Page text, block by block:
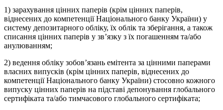
1) зарахування цінних паперів (крім цінних паперів,
віднесених до компетенції Національного банку України) у
систему депозитарного обліку, їх облік та зберігання, а також
списання цінних паперів у зв’язку з їх погашенням та/або
анулюванням;
2) ведення обліку зобов’язань емітента за цінними паперами
власних випусків (крім цінних паперів, віднесених до
компетенції Національного банку України) стосовно кожного
випуску цінних паперів на підставі депонування глобального
сертифіката та/або тимчасового глобального сертифіката;